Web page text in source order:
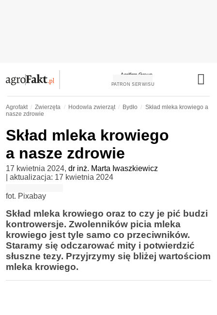
PATRON SERWISU
Agrofakt Zwierzęta Hodowla zwierząt Bydło
Skład mleka krowiego a
nasze zdrowie
Skład mleka krowiego
a nasze zdrowie
17 kwietnia 2024, dr inż. Marta Iwaszkiewicz
| aktualizacja: 17 kwietnia 2024
fot. Pixabay
Skład mleka krowiego oraz to czy je pić budzi
kontrowersje. Zwolenników picia mleka
krowiego jest tyle samo co przeciwników.
Staramy się odczarować mity i potwierdzić
słuszne tezy. Przyjrzymy się bliżej wartościom
mleka krowiego.